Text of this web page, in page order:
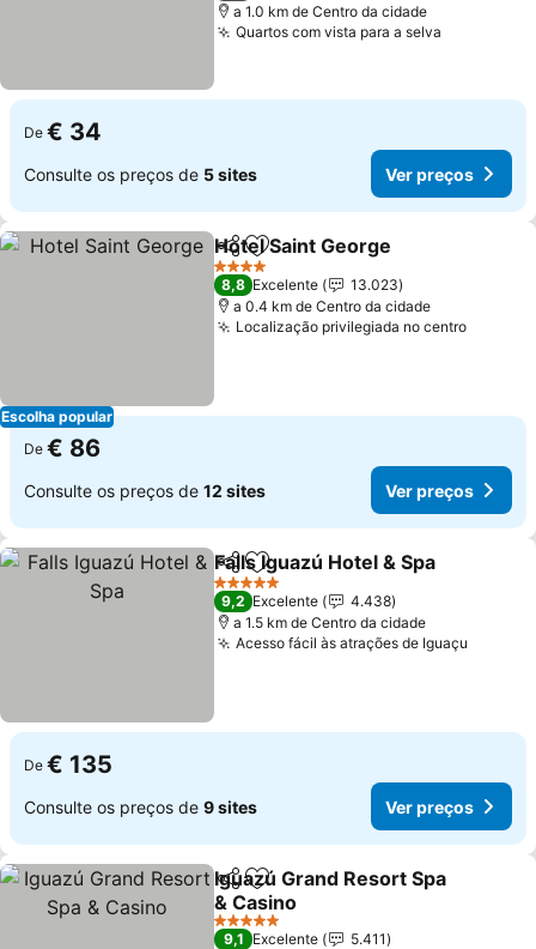
a 1.0 km de Centro da cidade
Quartos com vista para a selva
De € 34
Consulte os preços de 5 sites Ver preços
Escolha popular
PartilharAdicionar aos favoritos
Hotel Saint George
4 Estrelas
8,8 Excelente
13.023
a 0.4 km de Centro da cidade
Localização privilegiada no centroVer
De € 86
Consulte os preços de 12 sites Ver preços
PartilharAdicionar aos favoritos
Falls Iguazú Hotel & Spa
5 Estrelas
9,2 Excelente
4.438
a 1.5 km de Centro da cidade
Acesso fácil às atrações de Iguaçu
De € 135
Consulte os preços de 9 sites Ver preços
PartilharAdicionar aos favoritos
Iguazú Grand Resort Spa
& Casino
Ver preços
5 Estrelas
9,1 Excelente
5.411